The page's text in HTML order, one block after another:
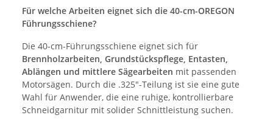
Für welche Arbeiten eignet sich die 40-cm-OREGON
Führungsschiene?
Die 40-cm-Führungsschiene eignet sich für
Brennholzarbeiten, Grundstückspflege, Entasten,
Ablängen und mittlere Sägearbeiten mit passenden
Motorsägen. Durch die .325"-Teilung ist sie eine gute
Wahl für Anwender, die eine ruhige, kontrollierbare
Schneidgarnitur mit solider Schnittleistung suchen.